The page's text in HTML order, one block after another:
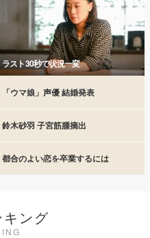
ラスト30秒で状況一変
「ウマ娘」声優 結婚発表
鈴木砂羽 子宮筋腫摘出
都合のよい恋を卒業するには
ング